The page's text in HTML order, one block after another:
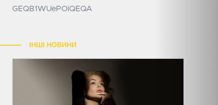
GEQB1WUePOiQEQA
ІНШІ НОВИНИ